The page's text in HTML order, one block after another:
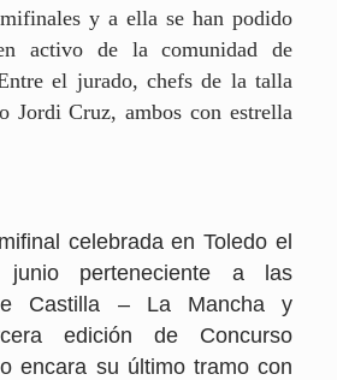
y a ella se han podido
activo de la comunidad de
el jurado, chefs de la talla
Jordi Cruz, ambos con estrella
celebrada en Toledo el
perteneciente a las
Castilla – La Mancha y
edición de Concurso
encara su último tramo con